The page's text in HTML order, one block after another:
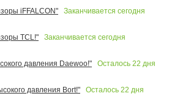
iFFALCON"
Заканчивается сегодня
TCL!"
Заканчивается сегодня
давления Daewoo!"
Осталось 22 дня
давления Bort!"
Осталось 22 дня